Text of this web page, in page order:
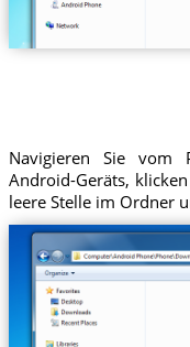
Navigieren Sie vom
Android-Geräts,
leere Stelle im Ordner